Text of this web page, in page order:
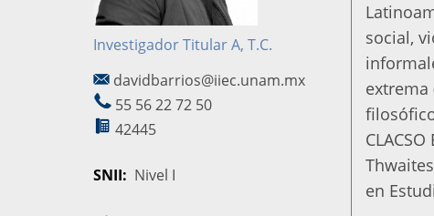
Investigador Titular A, T.C.
davidbarrios@iiec.unam.mx
55 56 22 72 50
42445
SNII Nivel I
social,
extrema
en